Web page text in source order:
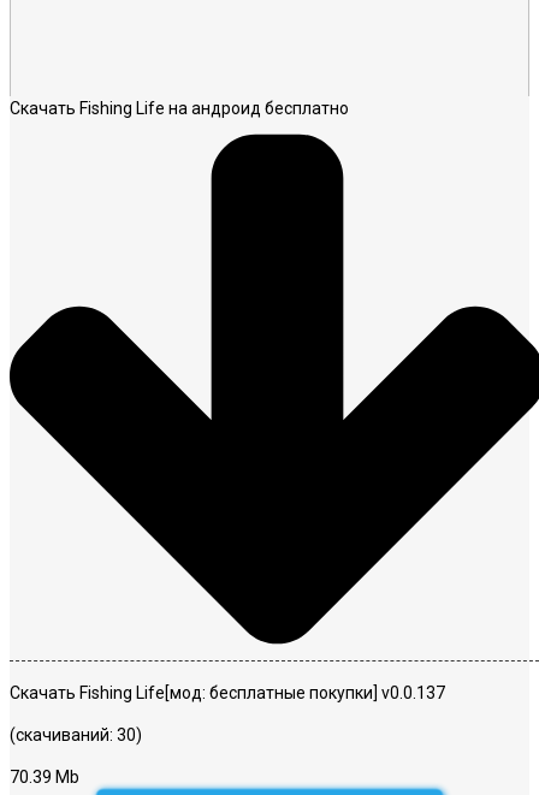
Скачать Fishing Life на андроид бесплатно
Скачать Fishing Life[мод: бесплатные покупки] v0.0.137
(скачиваний: 30)
70.39 Mb